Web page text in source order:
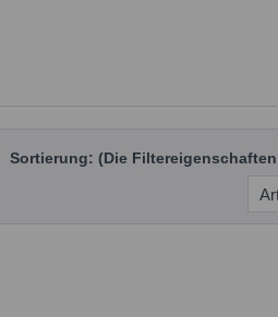
Sortierung: (Die